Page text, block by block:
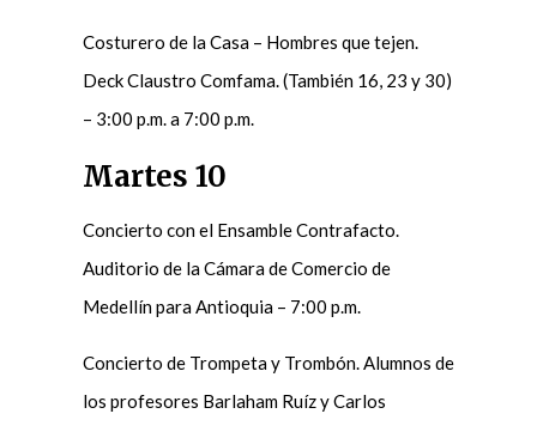
Costurero de la Casa – Hombres que tejen.
Deck Claustro Comfama. (También 16, 23 y 30)
– 3:00 p.m. a 7:00 p.m.
Martes 10
Concierto con el Ensamble Contrafacto.
Auditorio de la Cámara de Comercio de
Medellín para Antioquia – 7:00 p.m.
Concierto de Trompeta y Trombón. Alumnos de
los profesores Barlaham Ruíz y Carlos